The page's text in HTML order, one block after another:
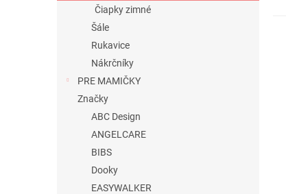
Čiapky zimné
Šále
Rukavice
Nákrčníky
PRE MAMIČKY
Značky
ABC Design
ANGELCARE
BIBS
Dooky
EASYWALKER